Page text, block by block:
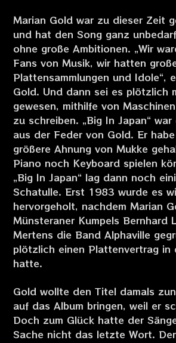
Marian Gold war zu dieser Zeit
und hat den Song ganz
ohne große Ambitionen. „Wir
Fans von Musik, wir hatten
Plattensammlungen und Idole“,
Gold. Und dann sei es plötzlich
gewesen, mithilfe von
zu schreiben. „Big In Japan“
aus der Feder von Gold. Er
größere Ahnung von Mukke
Piano noch Keyboard spielen
„Big In Japan“ lag dann noch
Schatulle. Erst 1983 wurde es
hervorgeholt, nachdem Marian
Münsteraner Kumpels Bernhard
Mertens die Band Alphaville
plötzlich einen Plattenvertrag in
hatte.
Gold wollte den Titel damals
auf das Album bringen, weil er
Doch zum Glück hatte der
Sache nicht das letzte Wort.